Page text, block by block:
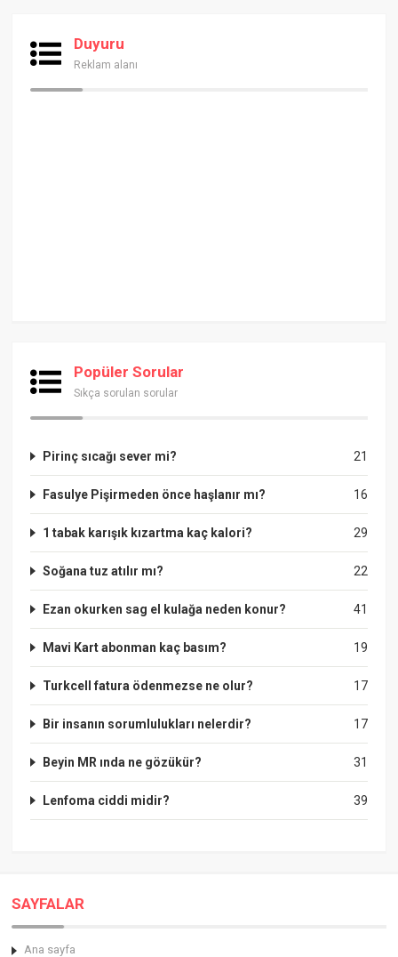
Duyuru
Reklam alanı
Popüler Sorular
Sıkça sorulan sorular
21
Pirinç sıcağı sever mi?
16
Fasulye Pişirmeden önce haşlanır mı?
29
1 tabak karışık kızartma kaç kalori?
22
Soğana tuz atılır mı?
41
Ezan okurken sag el kulağa neden konur?
19
Mavi Kart abonman kaç basım?
17
Turkcell fatura ödenmezse ne olur?
17
Bir insanın sorumlulukları nelerdir?
31
Beyin MR ında ne gözükür?
39
Lenfoma ciddi midir?
SAYFALAR
Ana sayfa